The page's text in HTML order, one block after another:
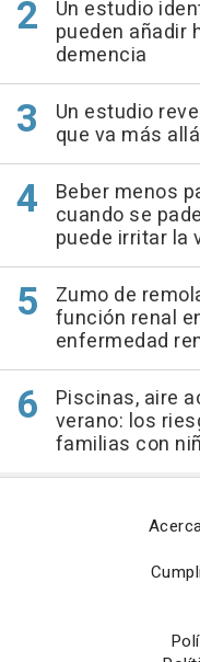
Un estudio
pueden añadir
demencia
Un estudio
que va más
Beber menos
cuando se
puede irritar la
Zumo de
función renal
enfermedad
Piscinas, aire
verano: los
familias con